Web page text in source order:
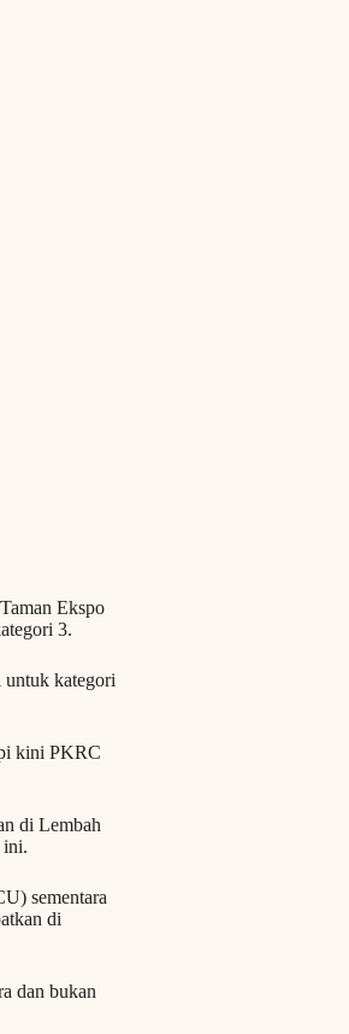
Ekspo
3.
untuk kategori
kini PKRC
di Lembah
ini.
sementara
di
dan bukan